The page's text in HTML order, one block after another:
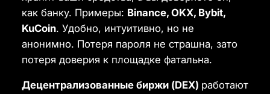
как банку. Примеры: Binance, OKX, Bybit,
KuCoin. Удобно, интуитивно, но не
анонимно. Потеря пароля не страшна, зато
потеря доверия к площадке фатальна.
Децентрализованные биржи (DEX) работают